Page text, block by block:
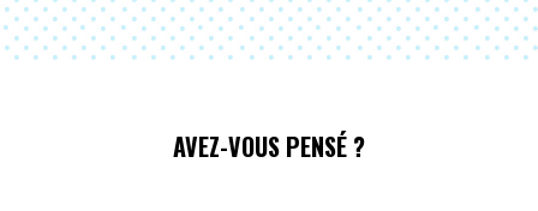
AVEZ-VOUS PENSÉ ?